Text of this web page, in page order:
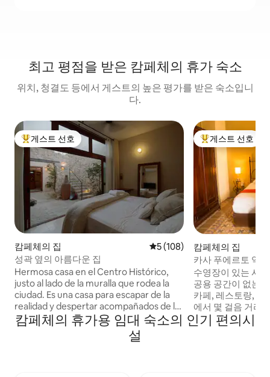
최고 평점을 받은 캄페체의 휴가 숙소
위치, 청결도 등에서 게스트의 높은 평가를 받은 숙소입니
다.
상위 게스트 선호
게스트 선호
캄페체의 집 평점 5점(5점 만점), 후기 108
5 (108)
성곽 옆의 아름다운 집
Hermosa casa en el Centro Histórico,
justo al lado de la muralla que rodea la
ciudad. Es una casa para escapar de la
realidad y despertar acompañados de la
muralla. Ubicación estratégica a una
cuadra de la mejor calle del Centro
Histórico, la famosa calle 59, en donde
상위 게스트 선호
게스트 선호
캄페체의 집
카사 푸에르토 역
수영장이 있는 사
공용 공간이 없는
카페, 레스토랑, 바
에서 몇 걸음 거리
콜로니얼 스타일
플릭스가 있는 50
캄페체의 휴가용 임대 숙소의 인기 편의시
설